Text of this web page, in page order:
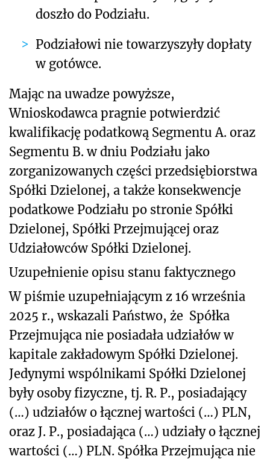
doszło do Podziału.
Podziałowi nie towarzyszyły dopłaty
w gotówce.
Mając na uwadze powyższe,
Wnioskodawca pragnie potwierdzić
kwalifikację podatkową Segmentu A. oraz
Segmentu B. w dniu Podziału jako
zorganizowanych części przedsiębiorstwa
Spółki Dzielonej, a także konsekwencje
podatkowe Podziału po stronie Spółki
Dzielonej, Spółki Przejmującej oraz
Udziałowców Spółki Dzielonej.
Uzupełnienie opisu stanu faktycznego
W piśmie uzupełniającym z 16 września
2025 r., wskazali Państwo, że Spółka
Przejmująca nie posiadała udziałów w
kapitale zakładowym Spółki Dzielonej.
Jedynymi wspólnikami Spółki Dzielonej
były osoby fizyczne, tj. R. P., posiadający
(…) udziałów o łącznej wartości (…) PLN,
oraz J. P., posiadająca (…) udziały o łącznej
wartości (…) PLN. Spółka Przejmująca nie